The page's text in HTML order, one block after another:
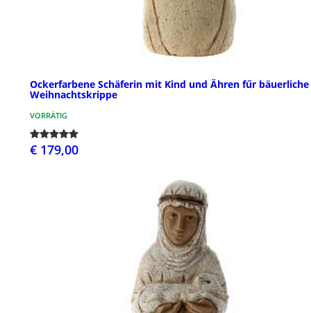
Ockerfarbene Schäferin mit Kind und Ähren fűr bäuerliche
Weihnachtskrippe
VORRÄTIG
€ 179,00